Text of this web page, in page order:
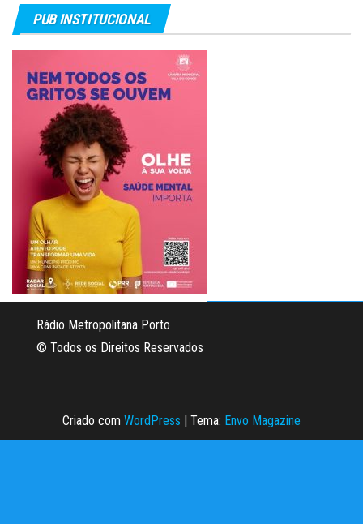
PUB INSTITUCIONAL
Rádio Metropolitana Porto
© Todos os Direitos Reservados
Criado com WordPress | Tema: Envo Magazine